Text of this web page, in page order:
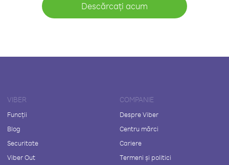
Descărcați acum
VIBER
Funcții
Blog
Securitate
Viber Out
COMPANIE
Despre Viber
Centru mărci
Cariere
Termeni și politici